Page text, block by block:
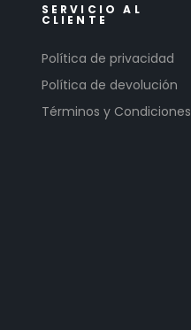
SERVICIO AL
CLIENTE
Política de privacidad
Política de devolución
Términos y Condiciones